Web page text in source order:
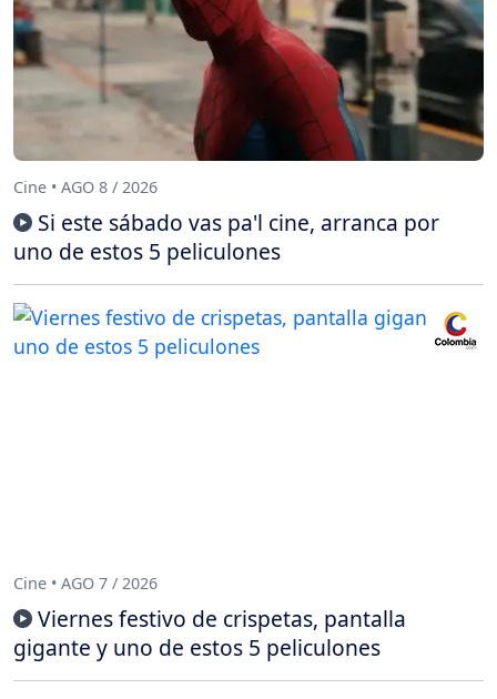
Cine • AGO 8 / 2026
Si este sábado vas pa'l cine, arranca por
uno de estos 5 peliculones
Cine • AGO 7 / 2026
Viernes festivo de crispetas, pantalla
gigante y uno de estos 5 peliculones